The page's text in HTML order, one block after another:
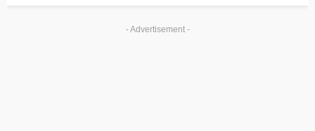
- Advertisement -